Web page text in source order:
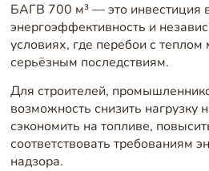
БАГВ 700 м³ — это инвестиция
энергоэффективность и
условиях, где перебои с теплом
серьёзным последствиям.
Для строителей,
возможность снизить нагрузку
сэкономить на топливе,
соответствовать требованиям
надзора.